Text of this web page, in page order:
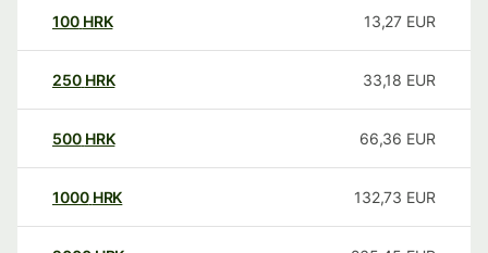
100 HRK 13,27 EUR
250 HRK 33,18 EUR
500 HRK 66,36 EUR
1000 HRK 132,73 EUR